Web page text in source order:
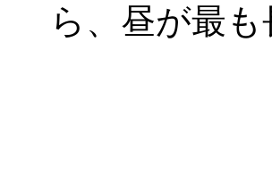
ら、昼が最